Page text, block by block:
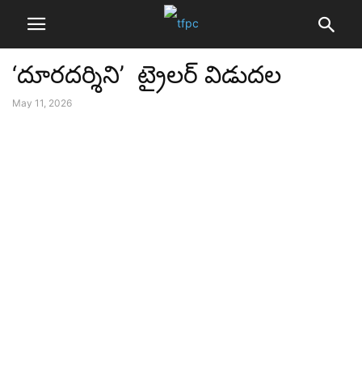
‘దూరదర్శిని’ ట్రైలర్‌ విడుదల
May 11, 2026